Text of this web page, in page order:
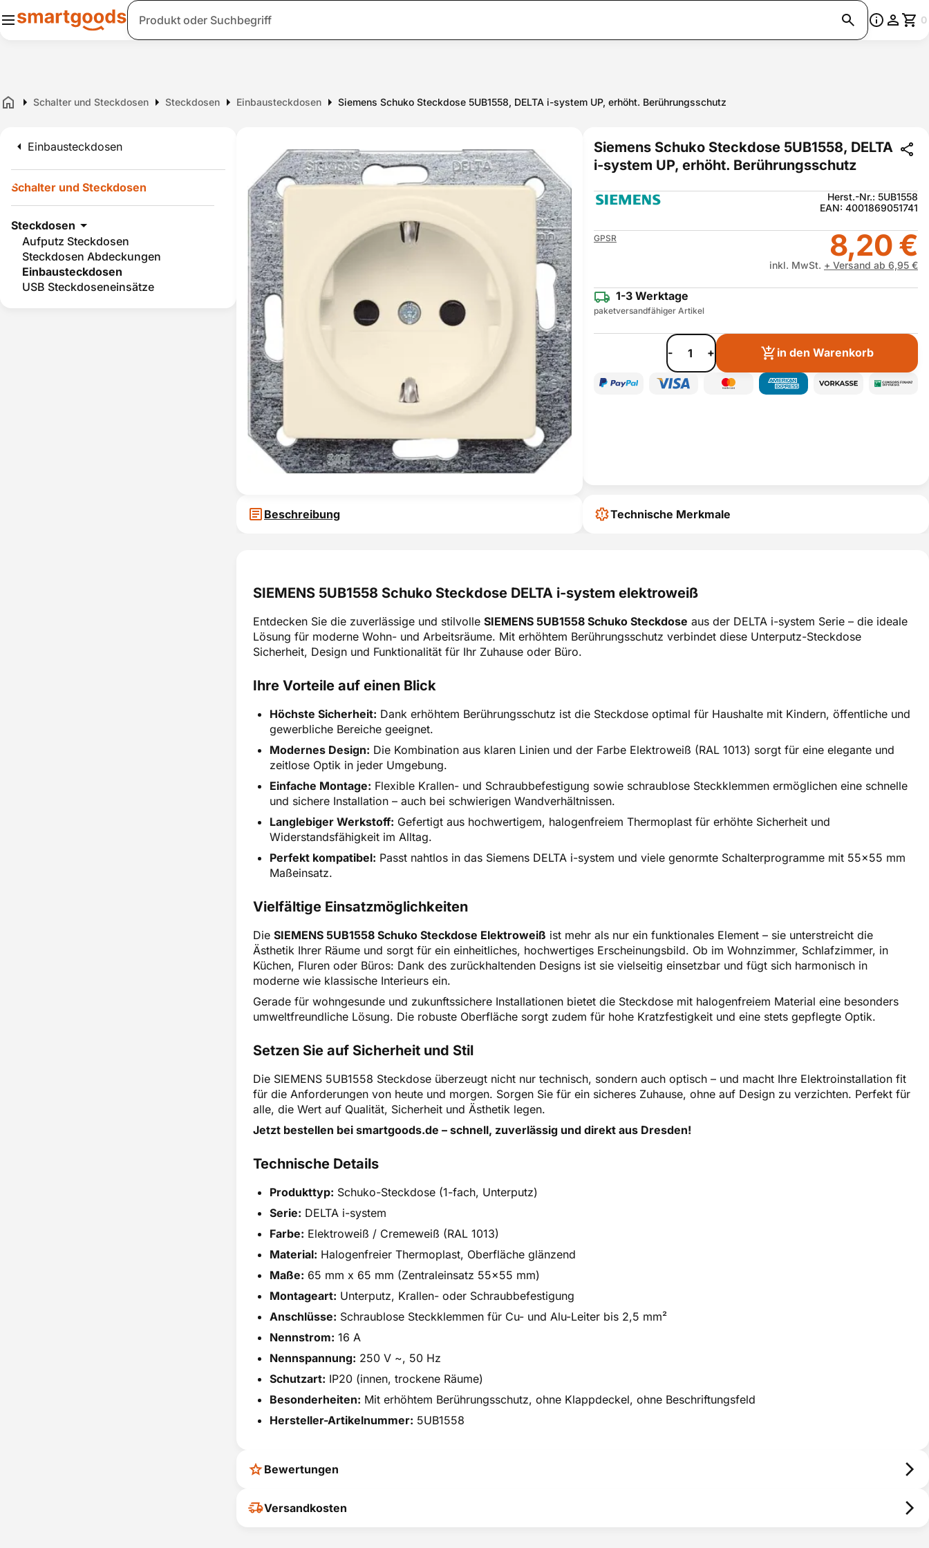
Suche 0
Home Schalter und Steckdosen Steckdosen Einbausteckdosen Siemens Schuko Steckdose 5UB1558, DELTA i-system UP, erhöht. Berührungsschutz
Einbausteckdosen
Schalter und Steckdosen
Steckdosen
Aufputz Steckdosen
Steckdosen Abdeckungen
Einbausteckdosen
USB Steckdoseneinsätze
Siemens Schuko Steckdose 5UB1558, DELTA
i-system UP, erhöht. Berührungsschutz
Herst.-Nr.: 5UB1558
EAN: 4001869051741
GPSR 8,20 €
inkl. MwSt. + Versand ab 6,95 €
1-3 Werktage
paketversandfähiger Artikel
- + in den Warenkorb
Beschreibung Technische Merkmale
SIEMENS 5UB1558 Schuko Steckdose DELTA i-system elektroweiß
Entdecken Sie die zuverlässige und stilvolle SIEMENS 5UB1558 Schuko Steckdose aus der DELTA i-system Serie – die ideale
Lösung für moderne Wohn- und Arbeitsräume. Mit erhöhtem Berührungsschutz verbindet diese Unterputz-Steckdose
Sicherheit, Design und Funktionalität für Ihr Zuhause oder Büro.
Ihre Vorteile auf einen Blick
Höchste Sicherheit: Dank erhöhtem Berührungsschutz ist die Steckdose optimal für Haushalte mit Kindern, öffentliche und
gewerbliche Bereiche geeignet.
Modernes Design: Die Kombination aus klaren Linien und der Farbe Elektroweiß (RAL 1013) sorgt für eine elegante und
zeitlose Optik in jeder Umgebung.
Einfache Montage: Flexible Krallen- und Schraubbefestigung sowie schraublose Steckklemmen ermöglichen eine schnelle
und sichere Installation – auch bei schwierigen Wandverhältnissen.
Langlebiger Werkstoff: Gefertigt aus hochwertigem, halogenfreiem Thermoplast für erhöhte Sicherheit und
Widerstandsfähigkeit im Alltag.
Perfekt kompatibel: Passt nahtlos in das Siemens DELTA i-system und viele genormte Schalterprogramme mit 55x55 mm
Maßeinsatz.
Vielfältige Einsatzmöglichkeiten
Die SIEMENS 5UB1558 Schuko Steckdose Elektroweiß ist mehr als nur ein funktionales Element – sie unterstreicht die
Ästhetik Ihrer Räume und sorgt für ein einheitliches, hochwertiges Erscheinungsbild. Ob im Wohnzimmer, Schlafzimmer, in
Küchen, Fluren oder Büros: Dank des zurückhaltenden Designs ist sie vielseitig einsetzbar und fügt sich harmonisch in
moderne wie klassische Interieurs ein.
Gerade für wohngesunde und zukunftssichere Installationen bietet die Steckdose mit halogenfreiem Material eine besonders
umweltfreundliche Lösung. Die robuste Oberfläche sorgt zudem für hohe Kratzfestigkeit und eine stets gepflegte Optik.
Setzen Sie auf Sicherheit und Stil
Die SIEMENS 5UB1558 Steckdose überzeugt nicht nur technisch, sondern auch optisch – und macht Ihre Elektroinstallation fit
für die Anforderungen von heute und morgen. Sorgen Sie für ein sicheres Zuhause, ohne auf Design zu verzichten. Perfekt für
alle, die Wert auf Qualität, Sicherheit und Ästhetik legen.
Jetzt bestellen bei smartgoods.de – schnell, zuverlässig und direkt aus Dresden!
Technische Details
Produkttyp: Schuko-Steckdose (1-fach, Unterputz)
Serie: DELTA i-system
Farbe: Elektroweiß / Cremeweiß (RAL 1013)
Material: Halogenfreier Thermoplast, Oberfläche glänzend
Maße: 65 mm x 65 mm (Zentraleinsatz 55x55 mm)
Montageart: Unterputz, Krallen- oder Schraubbefestigung
Anschlüsse: Schraublose Steckklemmen für Cu- und Alu-Leiter bis 2,5 mm²
Nennstrom: 16 A
Nennspannung: 250 V ~, 50 Hz
Schutzart: IP20 (innen, trockene Räume)
Besonderheiten: Mit erhöhtem Berührungsschutz, ohne Klappdeckel, ohne Beschriftungsfeld
Hersteller-Artikelnummer: 5UB1558
Bewertungen
Ihr Feedback hilft uns, uns ständig zu
Versandkosten